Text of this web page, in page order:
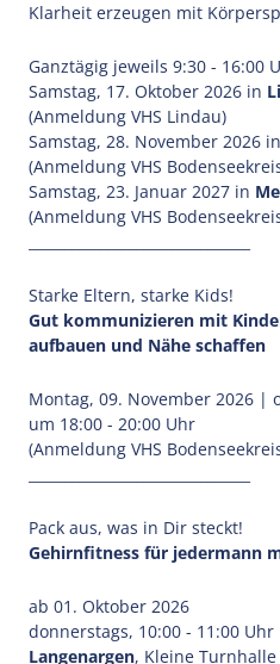
Klarheit erzeugen mit
Ganztägig jeweils 9:30 - 16:00
Samstag, 17. Oktober 2026 in
(Anmeldung VHS Lindau)
Samstag, 28. November 2026 in
(Anmeldung VHS
Samstag, 23. Januar 2027 in
(Anmeldung VHS
Starke Eltern, starke Kids!
Gut kommunizieren mit
aufbauen und Nähe schaffen
Montag, 09. November 2026 |
um 18:00 - 20:00 Uhr
(Anmeldung VHS
Pack aus, was in Dir steckt!
Gehirnfitness für jedermann
ab 01. Oktober 2026
donnerstags, 10:00 - 11:00 Uhr
Langenargen, Kleine Turnhalle